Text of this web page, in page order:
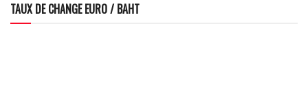
TAUX DE CHANGE EURO / BAHT